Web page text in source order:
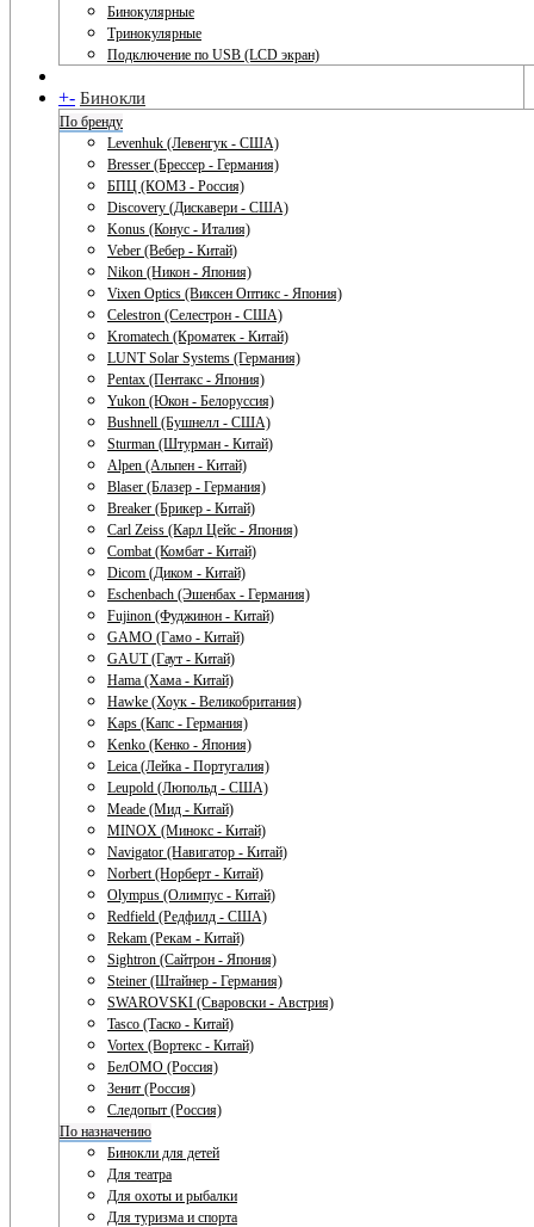
Бинокулярные
Тринокулярные
Подключение по USB (LCD экран)
+- Бинокли
По бренду
Levenhuk (Левенгук - США)
Bresser (Брессер - Германия)
БПЦ (КОМЗ - Россия)
Discovery (Дискавери - США)
Konus (Конус - Италия)
Veber (Вебер - Китай)
Nikon (Никон - Япония)
Vixen Optics (Виксен Оптикс - Япония)
Celestron (Селестрон - США)
Kromatech (Кроматек - Китай)
LUNT Solar Systems (Германия)
Pentax (Пентакс - Япония)
Yukon (Юкон - Белоруссия)
Bushnell (Бушнелл - США)
Sturman (Штурман - Китай)
Alpen (Альпен - Китай)
Blaser (Блазер - Германия)
Breaker (Брикер - Китай)
Carl Zeiss (Карл Цейс - Япония)
Combat (Комбат - Китай)
Dicom (Диком - Китай)
Eschenbach (Эшенбах - Германия)
Fujinon (Фуджинон - Китай)
GAMO (Гамо - Китай)
GAUT (Гаут - Китай)
Hama (Хама - Китай)
Hawke (Хоук - Великобритания)
Kaps (Капс - Германия)
Kenko (Кенко - Япония)
Leica (Лейка - Португалия)
Leupold (Люпольд - США)
Meade (Мид - Китай)
MINOX (Минокс - Китай)
Navigator (Навигатор - Китай)
Norbert (Норберт - Китай)
Olympus (Олимпус - Китай)
Redfield (Редфилд - США)
Rekam (Рекам - Китай)
Sightron (Сайтрон - Япония)
Steiner (Штайнер - Германия)
SWAROVSKI (Сваровски - Австрия)
Tasco (Таско - Китай)
Vortex (Вортекс - Китай)
БелОМО (Россия)
Зенит (Россия)
Следопыт (Россия)
По назначению
Бинокли для детей
Для театра
Для охоты и рыбалки
Для туризма и спорта